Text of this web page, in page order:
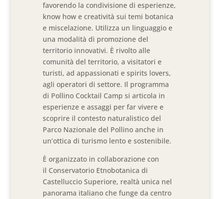
favorendo la condivisione di esperienze,
know how e creatività sui temi botanica
e miscelazione. Utilizza un linguaggio e
una modalità di promozione del
territorio innovativi. È rivolto alle
comunità del territorio, a visitatori e
turisti, ad appassionati e spirits lovers,
agli operatori di settore. Il programma
di Pollino Cocktail Camp si articola in
esperienze e assaggi per far vivere e
scoprire il contesto naturalistico del
Parco Nazionale del Pollino anche in
un’ottica di turismo lento e sostenibile.
È organizzato in collaborazione con
il Conservatorio Etnobotanica di
Castelluccio Superiore, realtà unica nel
panorama italiano che funge da centro